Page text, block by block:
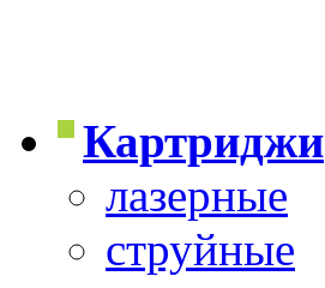
Картриджи
лазерные
струйные